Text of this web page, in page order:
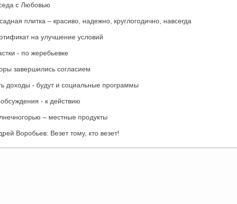
с Любовью
плитка – красиво, надежно, круглогодично, навсегда
на улучшение условий
- по жеребьевке
завершились согласием
доходы - будут и социальные программы
- к действию
– местные продукты
Воробьев: Везет тому, кто везет!